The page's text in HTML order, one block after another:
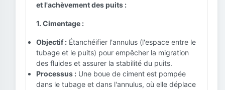
et l'achèvement des puits :
1. Cimentage :
Objectif : Étanchéifier l'annulus (l'espace entre le
tubage et le puits) pour empêcher la migration
des fluides et assurer la stabilité du puits.
Processus : Une boue de ciment est pompée
dans le tubage et dans l'annulus, où elle déplace